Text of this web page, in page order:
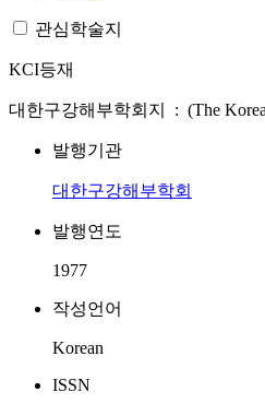
관심학술지
KCI등재
대한구강해부학회지 : (The
발행기관
대한구강해부학회
발행연도
1977
작성언어
Korean
ISSN